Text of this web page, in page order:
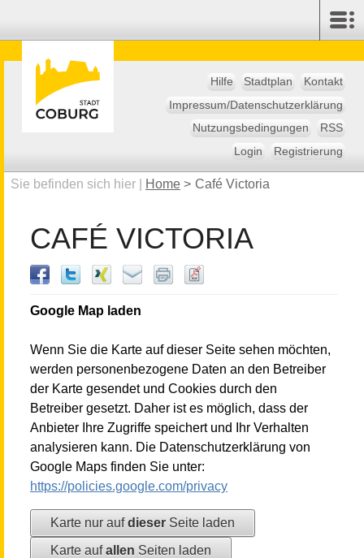
Hilfe Stadtplan
Kontakt
Impressum/Datenschutzerklärung
Nutzungsbedingungen
RSS
Login
Registrierung
Sie befinden sich hier | Home > Café Victoria
CAFÉ VICTORIA
Google Map laden
Wenn Sie die Karte auf dieser Seite sehen möchten,
werden personenbezogene Daten an den Betreiber
der Karte gesendet und Cookies durch den
Betreiber gesetzt. Daher ist es möglich, dass der
Anbieter Ihre Zugriffe speichert und Ihr Verhalten
analysieren kann. Die Datenschutzerklärung von
Google Maps finden Sie unter:
https://policies.google.com/privacy
Karte nur aufdieser Seite laden
Karte aufallen Seiten laden